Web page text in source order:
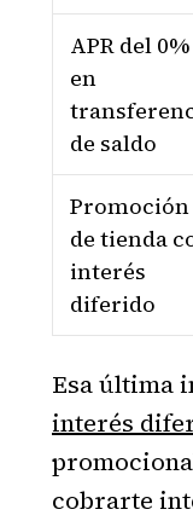
APR del 0%
en
de saldo
Promoción
de tienda
interés
diferido
Esa última
interés
cobrarte